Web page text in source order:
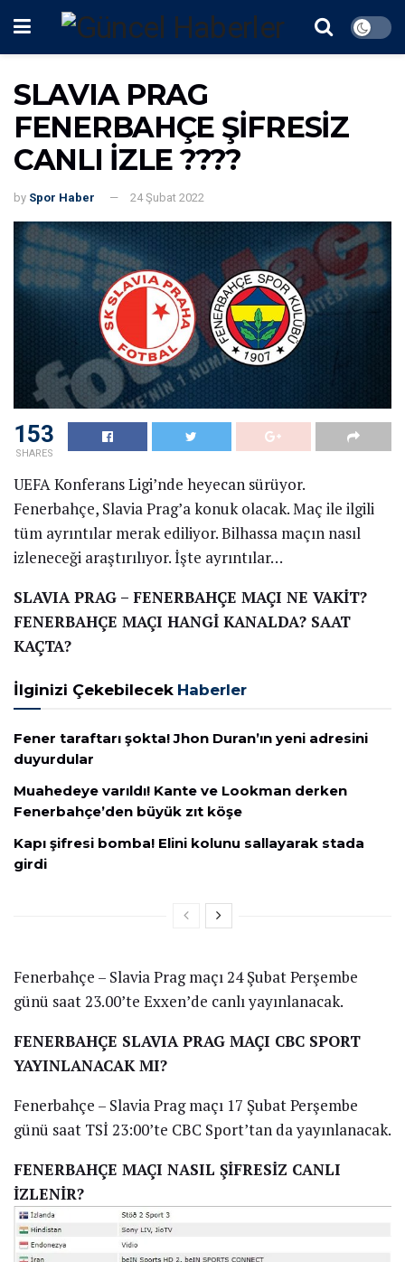
SLAVIA PRAG
FENERBAHÇE ŞİFRESİZ
CANLI İZLE ????
by Spor Haber 24 Şubat 2022
153
SHARES
UEFA Konferans Ligi’nde heyecan sürüyor.
Fenerbahçe, Slavia Prag’a konuk olacak. Maç ile ilgili
tüm ayrıntılar merak ediliyor. Bilhassa maçın nasıl
izleneceği araştırılıyor. İşte ayrıntılar…
SLAVIA PRAG – FENERBAHÇE MAÇI NE VAKİT?
FENERBAHÇE MAÇI HANGİ KANALDA? SAAT
KAÇTA?
İlginizi Çekebilecek Haberler
Fener taraftarı şokta! Jhon Duran’ın yeni adresini
duyurdular
Muahedeye varıldı! Kante ve Lookman derken
Fenerbahçe’den büyük zıt köşe
Kapı şifresi bomba! Elini kolunu sallayarak stada
girdi
Fenerbahçe – Slavia Prag maçı 24 Şubat Perşembe
günü saat 23.00’te Exxen’de canlı yayınlanacak.
FENERBAHÇE SLAVIA PRAG MAÇI CBC SPORT
YAYINLANACAK MI?
Fenerbahçe – Slavia Prag maçı 17 Şubat Perşembe
günü saat TSİ 23:00’te CBC Sport’tan da yayınlanacak.
FENERBAHÇE MAÇI NASIL ŞİFRESİZ CANLI
İZLENİR?